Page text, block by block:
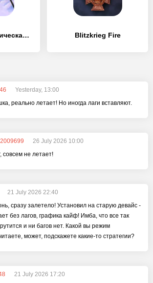
Война: Стратегическая игра Blitzkrieg Fire
Yesterday, 13:00
реально летает! Но иногда лаги вставляют.
26 July 2026 10:00
совсем не летает!
21 July 2026 22:40
сразу залетело! Установил на старую девайс -
без лагов, графика кайф! Имба, что все так
и ни багов нет. Какой вы режим
может, подскажете какие-то стратегии?
21 July 2026 17:20